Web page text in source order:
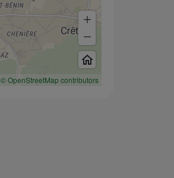
© OpenStreetMap contributors